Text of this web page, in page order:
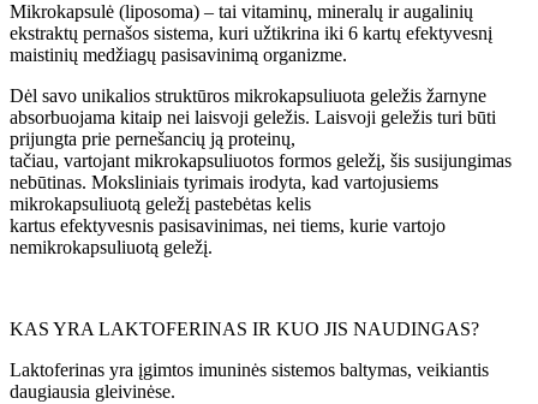
Mikrokapsulė (liposoma) – tai vitaminų, mineralų ir augalinių
ekstraktų pernašos sistema, kuri užtikrina iki 6 kartų efektyvesnį
maistinių medžiagų pasisavinimą organizme.
Dėl savo unikalios struktūros mikrokapsuliuota geležis žarnyne
absorbuojama kitaip nei laisvoji geležis. Laisvoji geležis turi būti
prijungta prie pernešancių ją proteinų,
tačiau, vartojant mikrokapsuliuotos formos geležį, šis susijungimas
nebūtinas. Moksliniais tyrimais irodyta, kad vartojusiems
mikrokapsuliuotą geležį pastebėtas kelis
kartus efektyvesnis pasisavinimas, nei tiems, kurie vartojo
nemikrokapsuliuotą geležį.
KAS YRA LAKTOFERINAS IR KUO JIS NAUDINGAS?
Laktoferinas yra įgimtos imuninės sistemos baltymas, veikiantis
daugiausia gleivinėse.